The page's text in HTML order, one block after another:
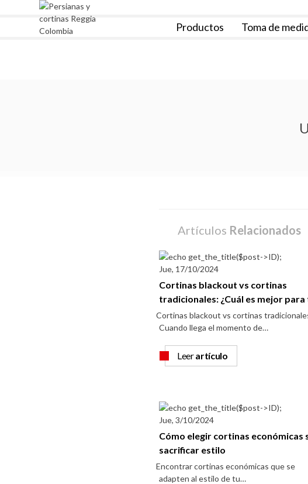
Productos Toma de
Artículos Relacionados
Jue, 17/10/2024
Cortinas blackout vs cortinas
tradicionales: ¿Cuál es mejor para
Cortinas blackout vs cortinas
Cuando llega el momento de…
Leerartículo
Jue, 3/10/2024
Cómo elegir cortinas económicas
sacrificar estilo
Encontrar cortinas económicas que se
adapten al estilo de tu…